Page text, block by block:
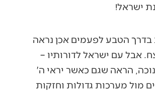
ישראל!
בדרך הטבע לפעמים אכן נראה
אבל עם ישראל לדורותיו –
הראה שגם כאשר יראי ה'
מול מערכות גדולות וחזקות